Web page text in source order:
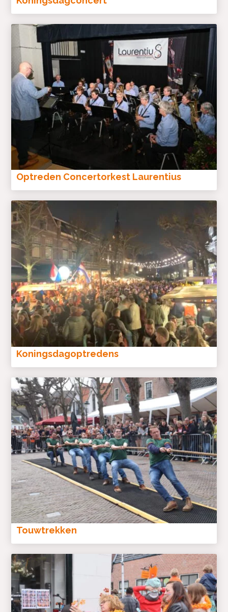
Optreden Concertorkest Laurentius
Koningsdagoptredens
Touwtrekken